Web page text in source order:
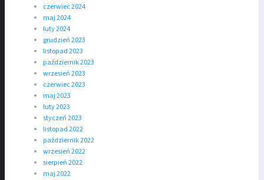
czerwiec 2024
maj 2024
luty 2024
grudzień 2023
listopad 2023
październik 2023
wrzesień 2023
czerwiec 2023
maj 2023
luty 2023
styczeń 2023
listopad 2022
październik 2022
wrzesień 2022
sierpień 2022
maj 2022